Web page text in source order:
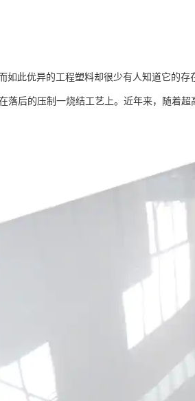
如此优异的工程塑料却很少有人知道它的
落后的压制一烧结工艺上。近年来，随着